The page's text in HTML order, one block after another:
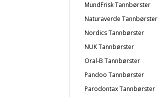
MundFrisk Tannbørster
Naturaverde Tannbørster
Nordics Tannbørster
NUK Tannbørster
Oral-B Tannbørster
Pandoo Tannbørster
Parodontax Tannbørster